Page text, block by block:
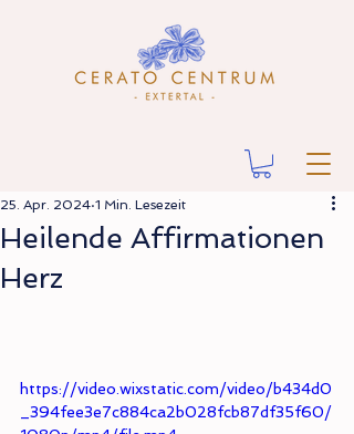
Heilende Affirmationen
Herz
25. Apr. 2024 1 Min. Lesezeit
https://video.wixstatic.com/video/b434d0
_394fee3e7c884ca2b028fcb87df35f60/